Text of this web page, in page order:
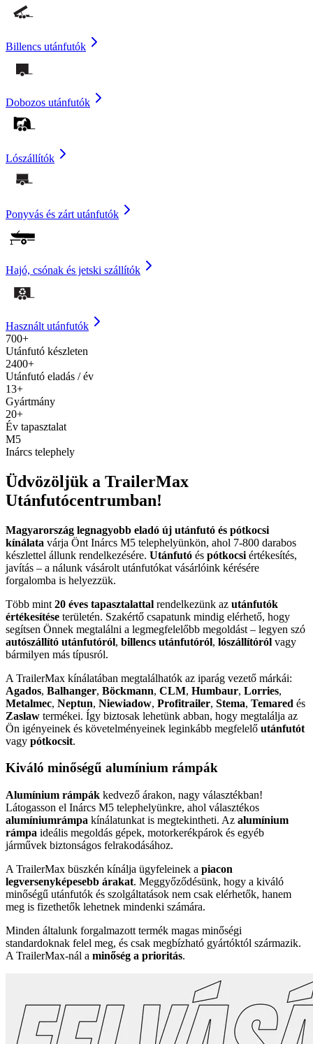
Billencs utánfutók
Dobozos utánfutók
Lószállítók
Ponyvás és zárt utánfutók
Hajó, csónak és jetski szállítók
Használt utánfutók
700+
Utánfutó készleten
2400+
Utánfutó eladás / év
13+
Gyártmány
20+
Év tapasztalat
M5
Inárcs telephely
Üdvözöljük a TrailerMax
Utánfutócentrumban!
Magyarország legnagyobb eladó új utánfutó és pótkocsi
kínálata várja Önt Inárcs M5 telephelyünkön, ahol 7-800 darabos
készlettel állunk rendelkezésére. Utánfutó és pótkocsi értékesítés,
javítás – a nálunk vásárolt utánfutókat vásárlóink kérésére
forgalomba is helyezzük.
Több mint 20 éves tapasztalattal rendelkezünk az utánfutók
értékesítése területén. Szakértő csapatunk mindig elérhető, hogy
segítsen Önnek megtalálni a legmegfelelőbb megoldást – legyen szó
autószállító utánfutóról, billencs utánfutóról, lószállítóról vagy
bármilyen más típusról.
A TrailerMax kínálatában megtalálhatók az iparág vezető márkái:
Agados, Balhanger, Böckmann, CLM, Humbaur, Lorries,
Metalmec, Neptun, Niewiadow, Profitrailer, Stema, Temared és
Zaslaw termékei. Így biztosak lehetünk abban, hogy megtalálja az
Ön igényeinek és követelményeinek leginkább megfelelő utánfutót
vagy pótkocsit.
Kiváló minőségű alumínium rámpák
Alumínium rámpák kedvező árakon, nagy választékban!
Látogasson el Inárcs M5 telephelyünkre, ahol választékos
alumíniumrámpa kínálatunkat is megtekintheti. Az alumínium
rámpa ideális megoldás gépek, motorkerékpárok és egyéb
járművek biztonságos felrakodásához.
A TrailerMax büszkén kínálja ügyfeleinek a piacon
legversenyképesebb árakat. Meggyőződésünk, hogy a kiváló
minőségű utánfutók és szolgáltatások nem csak elérhetők, hanem
meg is fizethetők lehetnek mindenki számára.
Minden általunk forgalmazott termék magas minőségi
standardoknak felel meg, és csak megbízható gyártóktól származik.
A TrailerMax-nál a minőség a prioritás.